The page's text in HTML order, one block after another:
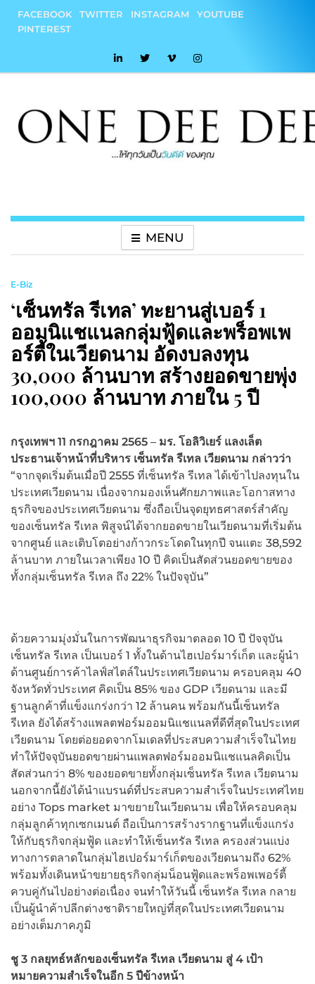
content
FACEBOOK TWITTER INSTAGRAM
YOUTUBE
PINTEREST
MENU
E-Biz
‘เซ็นทรัล รีเทล’ ทะยานสู่เบอร์ 1
ออมนิแชแนลกลุ่มฟู้ดและพร็อพเพ
อร์ตี้ในเวียดนาม อัดงบลงทุน
30,000 ล้านบาท สร้างยอดขายพุ่ง
100,000 ล้านบาท ภายใน 5 ปี
กรุงเทพฯ 11 กรกฎาคม 2565 – มร. โอลิวิเยร์ แลงเล็ต
ประธานเจ้าหน้าที่บริหาร เซ็นทรัล รีเทล เวียดนาม กล่าวว่า
“จากจุดเริ่มต้นเมื่อปี 2555 ที่เซ็นทรัล รีเทล ได้เข้าไปลงทุนใน
ประเทศเวียดนาม เนื่องจากมองเห็นศักยภาพและโอกาสทาง
ธุรกิจของประเทศเวียดนาม ซึ่งถือเป็นจุดยุทธศาสตร์สำคัญ
ของเซ็นทรัล รีเทล พิสูจน์ได้จากยอดขายในเวียดนามที่เริ่มต้น
จากศูนย์ และเติบโตอย่างก้าวกระโดดในทุกปี จนแตะ 38,592
ล้านบาท ภายในเวลาเพียง 10 ปี คิดเป็นสัดส่วนยอดขายของ
ทั้งกลุ่มเซ็นทรัล รีเทล ถึง 22% ในปัจจุบัน”
ด้วยความมุ่งมั่นในการพัฒนาธุรกิจมาตลอด 10 ปี ปัจจุบัน
เซ็นทรัล รีเทล เป็นเบอร์ 1 ทั้งในด้านไฮเปอร์มาร์เก็ต และผู้นำ
ด้านศูนย์การค้าไลฟ์สไตล์ในประเทศเวียดนาม ครอบคลุม 40
จังหวัดทั่วประเทศ คิดเป็น 85% ของ GDP เวียดนาม และมี
ฐานลูกค้าที่แข็งแกร่งกว่า 12 ล้านคน พร้อมกันนี้เซ็นทรัล
รีเทล ยังได้สร้างแพลตฟอร์มออมนิแชแนลที่ดีที่สุดในประเทศ
เวียดนาม โดยต่อยอดจากโมเดลที่ประสบความสำเร็จในไทย
ทำให้ปัจจุบันยอดขายผ่านแพลตฟอร์มออมนิแชแนลคิดเป็น
สัดส่วนกว่า 8% ของยอดขายทั้งกลุ่มเซ็นทรัล รีเทล เวียดนาม
นอกจากนี้ยังได้นำแบรนด์ที่ประสบความสำเร็จในประเทศไทย
อย่าง Tops market มาขยายในเวียดนาม เพื่อให้ครอบคลุม
กลุ่มลูกค้าทุกเซกเมนต์ ถือเป็นการสร้างรากฐานที่แข็งแกร่ง
ให้กับธุรกิจกลุ่มฟู้ด และทำให้เซ็นทรัล รีเทล ครองส่วนแบ่ง
ทางการตลาดในกลุ่มไฮเปอร์มาร์เก็ตของเวียดนามถึง 62%
พร้อมทั้งเดินหน้าขยายธุรกิจกลุ่มน็อนฟู้ดและพร็อพเพอร์ตี้
ควบคู่กันไปอย่างต่อเนื่อง จนทำให้วันนี้ เซ็นทรัล รีเทล กลาย
เป็นผู้นำค้าปลีกต่างชาติรายใหญ่ที่สุดในประเทศเวียดนาม
อย่างเต็มภาคภูมิ
ชู 3 กลยุทธ์หลักของเซ็นทรัล รีเทล เวียดนาม สู่ 4 เป้า
หมายความสำเร็จในอีก 5 ปีข้างหน้า